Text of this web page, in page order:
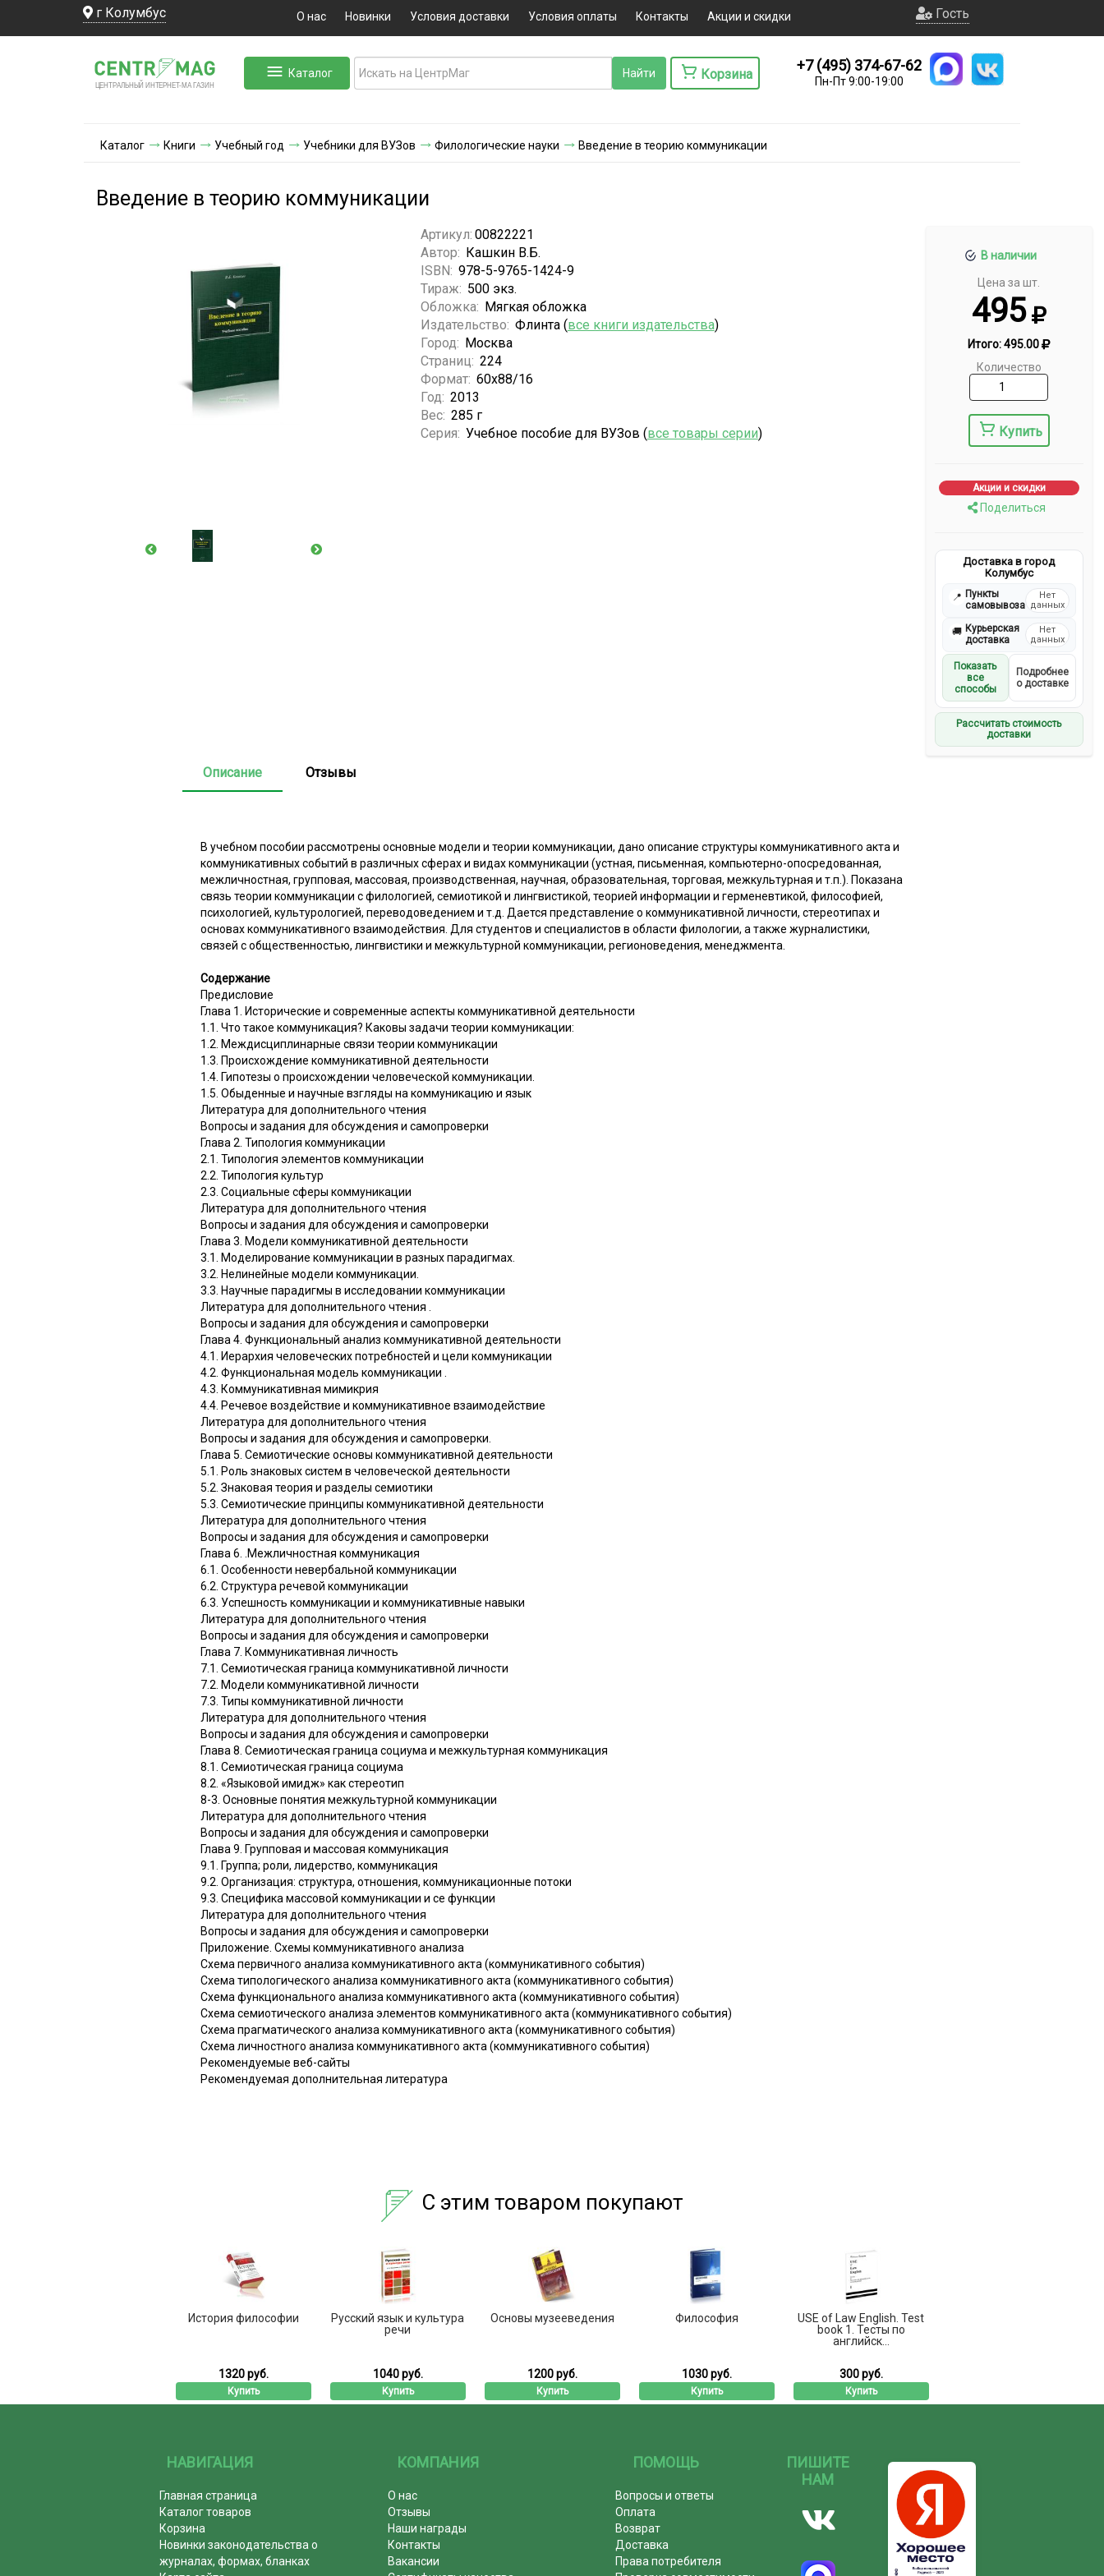
г Колумбус О нас Новинки Условия доставки Условия оплаты Контакты Акции и скидки Гость
ЦЕНТРАЛЬНЫЙ ИНТЕРНЕТ-МА ГАЗИН
Каталог Корзина
+7 (495) 374-67-62
Пн-Пт 9:00-19:00
Каталог Книги Учебный год Учебники для ВУЗов Филологические науки Введение в теорию коммуникации
Введение в теорию коммуникации
В наличии
Цена за шт.
495
Итого:495.00
Количество
Купить
Акции и скидки
Поделиться
Доставка в город
Колумбус
📍 Пункты
самовывоза
Нет
данных
🚚 Курьерская
доставка
Нет
данных
Показать
все
способы
Подробнее
о доставке
Рассчитать стоимость
доставки
Артикул: 00822221
Автор: Кашкин В.Б.
ISBN: 978-5-9765-1424-9
Тираж: 500 экз.
Обложка: Мягкая обложка
Издательство: Флинта (все книги издательства)
Город: Москва
Страниц: 224
Формат: 60х88/16
Год: 2013
Вес: 285 г
Серия: Учебное пособие для ВУЗов (все товары серии)
Описание Отзывы
В учебном пособии рассмотрены основные модели и теории коммуникации, дано описание структуры коммуникативного акта и
коммуникативных событий в различных сферах и видах коммуникации (устная, письменная, компьютерно-опосредованная,
межличностная, групповая, массовая, производственная, научная, образовательная, торговая, межкультурная и т.п.). Показана
связь теории коммуникации с филологией, семиотикой и лингвистикой, теорией информации и герменевтикой, философией,
психологией, культурологией, переводоведением и т.д. Дается представление о коммуникативной личности, стереотипах и
основах коммуникативного взаимодействия. Для студентов и специалистов в области филологии, а также журналистики,
связей с общественностью, лингвистики и межкультурной коммуникации, регионоведения, менеджмента.
Содержание
Предисловие
Глава 1. Исторические и современные аспекты коммуникативной деятельности
1.1. Что такое коммуникация? Каковы задачи теории коммуникации:
1.2. Междисциплинарные связи теории коммуникации
1.3. Происхождение коммуникативной деятельности
1.4. Гипотезы о происхождении человеческой коммуникации.
1.5. Обыденные и научные взгляды на коммуникацию и язык
Литература для дополнительного чтения
Вопросы и задания для обсуждения и самопроверки
Глава 2. Типология коммуникации
2.1. Типология элементов коммуникации
2.2. Типология культур
2.3. Социальные сферы коммуникации
Литература для дополнительного чтения
Вопросы и задания для обсуждения и самопроверки
Глава 3. Модели коммуникативной деятельности
3.1. Моделирование коммуникации в разных парадигмах.
3.2. Нелинейные модели коммуникации.
3.3. Научные парадигмы в исследовании коммуникации
Литература для дополнительного чтения .
Вопросы и задания для обсуждения и самопроверки
Глава 4. Функциональный анализ коммуникативной деятельности
4.1. Иерархия человеческих потребностей и цели коммуникации
4.2. Функциональная модель коммуникации .
4.3. Коммуникативная мимикрия
4.4. Речевое воздействие и коммуникативное взаимодействие
Литература для дополнительного чтения
Вопросы и задания для обсуждения и самопроверки.
Глава 5. Семиотические основы коммуникативной деятельности
5.1. Роль знаковых систем в человеческой деятельности
5.2. Знаковая теория и разделы семиотики
5.3. Семиотические принципы коммуникативной деятельности
Литература для дополнительного чтения
Вопросы и задания для обсуждения и самопроверки
Глава 6. .Межличностная коммуникация
6.1. Особенности невербальной коммуникации
6.2. Структура речевой коммуникации
6.3. Успешность коммуникации и коммуникативные навыки
Литература для дополнительного чтения
Вопросы и задания для обсуждения и самопроверки
Глава 7. Коммуникативная личность
7.1. Семиотическая граница коммуникативной личности
7.2. Модели коммуникативной личности
7.3. Типы коммуникативной личности
Литература для дополнительного чтения
Вопросы и задания для обсуждения и самопроверки
Глава 8. Семиотическая граница социума и межкультурная коммуникация
8.1. Семиотическая граница социума
8.2. «Языковой имидж» как стереотип
8-3. Основные понятия межкультурной коммуникации
Литература для дополнительного чтения
Вопросы и задания для обсуждения и самопроверки
Глава 9. Групповая и массовая коммуникация
9.1. Группа; роли, лидерство, коммуникация
9.2. Организация: структура, отношения, коммуникационные потоки
9.3. Специфика массовой коммуникации и се функции
Литература для дополнительного чтения
Вопросы и задания для обсуждения и самопроверки
Приложение. Схемы коммуникативного анализа
Схема первичного анализа коммуникативного акта (коммуникативного события)
Схема типологического анализа коммуникативного акта (коммуникативного события)
Схема функционального анализа коммуникативного акта (коммуникативного события)
Схема семиотического анализа элементов коммуникативного акта (коммуникативного события)
Схема прагматического анализа коммуникативного акта (коммуникативного события)
Схема личностного анализа коммуникативного акта (коммуникативного события)
Рекомендуемые веб-сайты
Рекомендуемая дополнительная литература
С этим товаром покупают
История философии
1320 руб.
Купить
Русский язык и культура
речи
1040 руб.
Купить
Основы музееведения
1200 руб.
Купить
Философия
1030 руб.
Купить
USE of Law English. Test
book 1. Тесты по
английск...
300 руб.
Купить
НАВИГАЦИЯ
Главная страница
Каталог товаров
Корзина
Новинки законодательства о
журналах, формах, бланках
КОМПАНИЯ
О нас
Отзывы
Наши награды
Контакты
Вакансии
ПОМОЩЬ
Вопросы и ответы
Оплата
Возврат
Доставка
Права потребителя
ПИШИТЕ
НАМ